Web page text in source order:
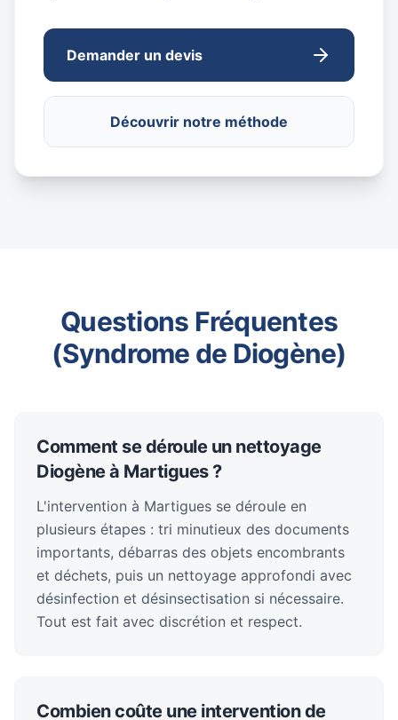
Demander un devis
Découvrir notre méthode
Questions Fréquentes
(Syndrome de Diogène)
Comment se déroule un nettoyage
Diogène à Martigues ?
L'intervention à Martigues se déroule en
plusieurs étapes : tri minutieux des documents
importants, débarras des objets encombrants
et déchets, puis un nettoyage approfondi avec
désinfection et désinsectisation si nécessaire.
Tout est fait avec discrétion et respect.
Combien coûte une intervention de